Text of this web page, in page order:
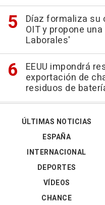
Díaz formaliza su
OIT y propone
Laborales'
EEUU impondrá
exportación de
residuos de
ÚLTIMAS NOTICIAS
ESPAÑA
INTERNACIONAL
DEPORTES
VÍDEOS
CHANCE